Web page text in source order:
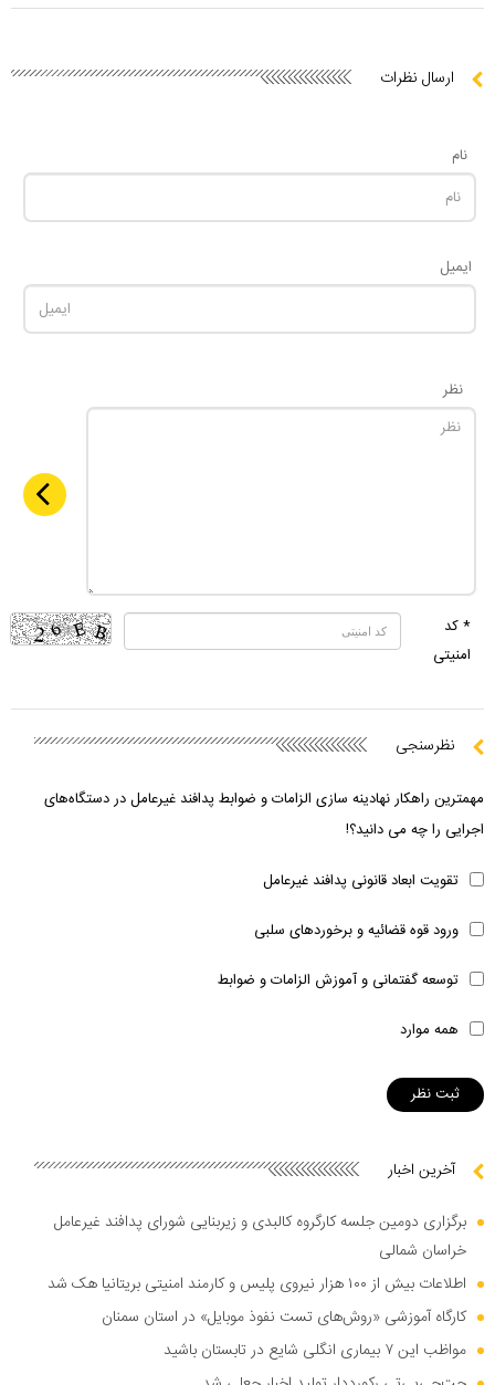
ارسال نظرات
نام
ایمیل
نظر
* کد
امنیتی
نظرسنجی
مهمترین راهکار نهادینه سازی الزامات و ضوابط پدافند غیرعامل در دستگاه‌های
اجرایی را چه می دانید؟!
تقویت ابعاد قانونی پدافند غیرعامل
ورود قوه قضائیه و برخوردهای سلبی
توسعه گفتمانی و آموزش الزامات و ضوابط
همه موارد
آخرین اخبار
برگزاری دومین جلسه کارگروه کالبدی و زیربنایی شورای پدافند غیرعامل
خراسان شمالی
اطلاعات بیش از ۱۰۰ هزار نیروی پلیس و کارمند امنیتی بریتانیا هک شد
کارگاه آموزشی «روش‌های تست نفوذ موبایل» در استان سمنان
مواظب این ۷ بیماری انگلی شایع در تابستان باشید